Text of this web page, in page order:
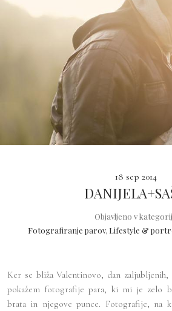
18 sep 2014
Objavljeno v
Fotografiranje parov, Lifestyle &
Ker se bliža Valentinovo, dan
pokažem fotografije para, ki mi je zelo
brata in njegove punce. Fotografije, na